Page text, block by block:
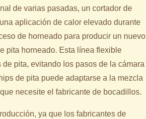
de varias pasadas, un cortador de
aplicación de calor elevado durante
de horneado para producir un nuevo
pita horneado. Esta línea flexible
pita, evitando los pasos de la cámara
de pita puede adaptarse a la mezcla
necesite el fabricante de bocadillos.
ya que los fabricantes de